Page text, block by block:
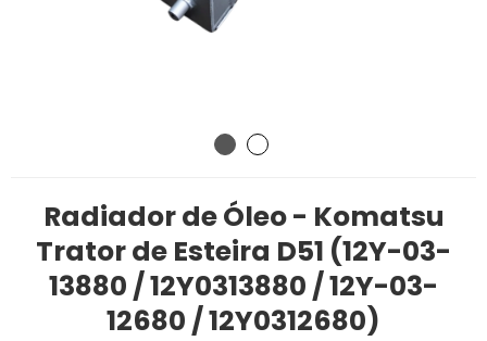
Radiador de Óleo - Komatsu
Trator de Esteira D51 (12Y-03-
13880 / 12Y0313880 / 12Y-03-
12680 / 12Y0312680)